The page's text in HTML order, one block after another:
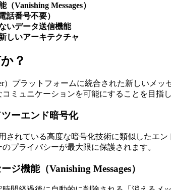
Vanishing Messages）
話番号不要）
いデータ送信機能
しいアーキテクチャ
？
）プラットフォームに統合された新しいメ
ミュニケーションを可能にすることを目指し
ーエンド暗号化
用されている高度な暗号化技術に類似した
プライバシーが最大限に保護されます。
機能（Vanishing Messages）